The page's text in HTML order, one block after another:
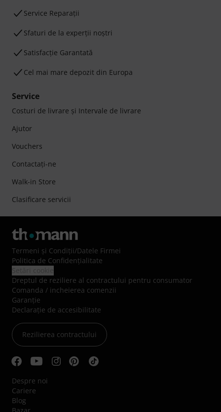
Service Reparații
Sfaturi de la experții noștri
Satisfacție Garantată
Cel mai mare depozit din Europa
Service
Costuri de livrare şi Intervale de livrare
Ajutor
Vouchers
Contactaţi-ne
Walk-in Store
Clasificare servicii
Termeni şi Condiţii/Datele Firmei
Politica de Confidenţialitate
Dreptul de reziliere al contractului pentru consumator
Comanda / incheierea comenzii
Garanție
Declarație de accesibilitate
Rezilierea contractului
Despre noi
Cariere
Blog